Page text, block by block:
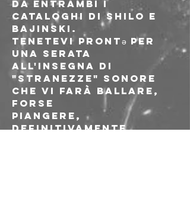
da entrambi i
cataloghi di Shilo e
Bajinski.
Tenetevi prontə per
una serata
all'insegna di
"stranezze" sonore
che vi farà ballare,
forse
piangere,
definitivamente